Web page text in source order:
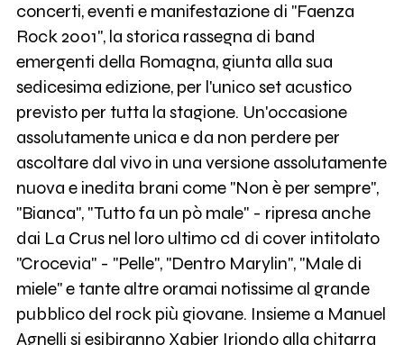
concerti, eventi e manifestazione di "Faenza
Rock 2001", la storica rassegna di band
emergenti della Romagna, giunta alla sua
sedicesima edizione, per l'unico set acustico
previsto per tutta la stagione. Un'occasione
assolutamente unica e da non perdere per
ascoltare dal vivo in una versione assolutamente
nuova e inedita brani come "Non è per sempre",
"Bianca", "Tutto fa un pò male" - ripresa anche
dai La Crus nel loro ultimo cd di cover intitolato
"Crocevia" - "Pelle", "Dentro Marylin", "Male di
miele" e tante altre oramai notissime al grande
pubblico del rock più giovane. Insieme a Manuel
Agnelli si esibiranno Xabier Iriondo alla chitarra